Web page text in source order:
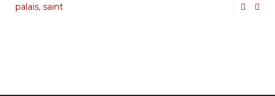
palais, saint